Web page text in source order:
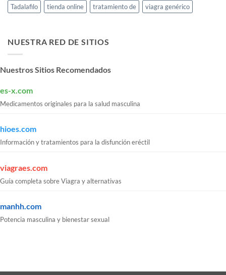
Tadalafilo
tienda online tratamiento de viagra genérico
NUESTRA RED DE SITIOS
Nuestros Sitios Recomendados
es-x.com
Medicamentos originales para la salud masculina
hioes.com
Información y tratamientos para la disfunción eréctil
viagraes.com
Guía completa sobre Viagra y alternativas
manhh.com
Potencia masculina y bienestar sexual